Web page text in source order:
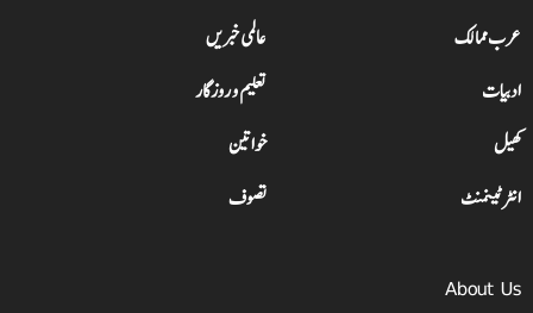
عرب ممالک
عالمی خبریں
ادبیات
تعلیم و روزگار
کھیل
خواتین
انٹرٹینمنٹ
تصوف
About Us